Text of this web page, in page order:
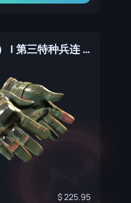
摩托手套（★） | 第三特种兵连 (崭新出厂)
225.95